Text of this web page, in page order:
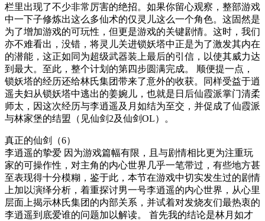
栏里出现了不少非常厉害的绝招。如果你留心观察，整部游戏
中一下子修炼出这么多仙术的仅灵儿这么一个角色。这固然是
为了增加游戏的可玩性，但更是游戏的关键剧情。这时，我们
亦不难看出，没错，将灵儿关进锁妖塔中正是为了激发其内在
的潜能，这正如同为超级武器装上最后的引信，以使其威力达
到最大。至此，整个计划的第四步圆满完成。 顺便提一点，
锁妖塔的经历还给林氏集团带来了意外的收获。同样受益于逍
遥夫妇从锁妖塔中逃出的姜婉儿，也就是日后仙霞派掌门清柔
师太，因这次经历与李逍遥及月如结为至交，并促成了仙霞派
与林家堡的结盟（见仙剑2及仙剑OL）。
真正的仙剑（6）
李逍遥的挚爱 因为游戏篇幅有限，且与剧情相比更为注重玩
家的可操作性，对主角的内心世界几乎一笔带过，有些地方甚
至表现得十分模糊，鉴于此，本节在游戏中切实发生过的剧情
上加以演绎分析，着重探讨男一号李逍遥的内心世界，从心里
层面上揭示林氏集团的内部关系，并试着对发烧友们最热衷的
李逍遥到底爱谁的问题加以解读。 首先我的结论是林月如才